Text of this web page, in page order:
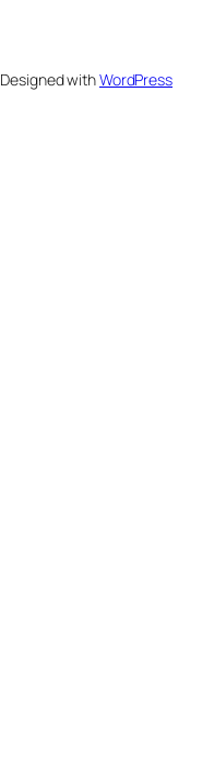
Designed withWordPress